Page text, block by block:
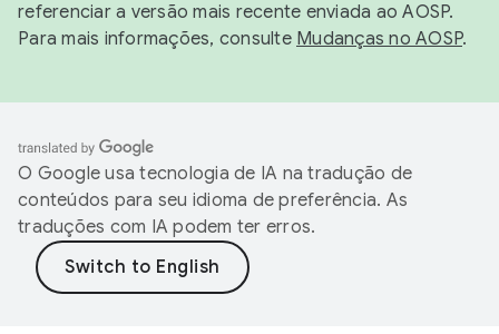
referenciar a versão mais recente enviada ao AOSP.
Para mais informações, consulte Mudanças no AOSP.
O Google usa tecnologia de IA na tradução de
conteúdos para seu idioma de preferência. As
traduções com IA podem ter erros.